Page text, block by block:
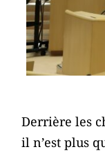
Derrière les
il n’est plus